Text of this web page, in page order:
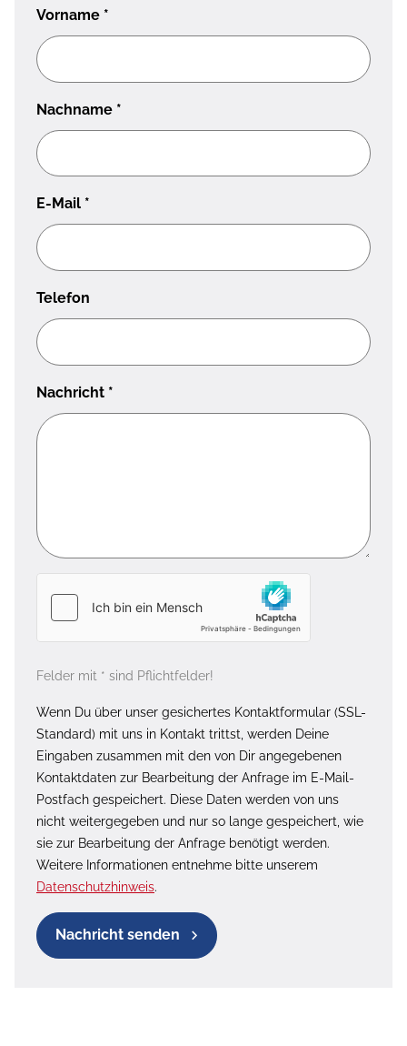
Vorname *
Nachname *
E-Mail *
Telefon
Nachricht *
Felder mit * sind Pflichtfelder!
Wenn Du über unser gesichertes Kontaktformular (SSL-
Standard) mit uns in Kontakt trittst, werden Deine
Eingaben zusammen mit den von Dir angegebenen
Kontaktdaten zur Bearbeitung der Anfrage im E-Mail-
Postfach gespeichert. Diese Daten werden von uns
nicht weitergegeben und nur so lange gespeichert, wie
sie zur Bearbeitung der Anfrage benötigt werden.
Weitere Informationen entnehme bitte unserem
Datenschutzhinweis.
Nachricht senden